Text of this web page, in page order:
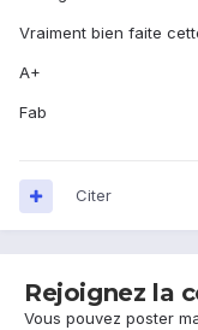
Vraiment bien faite
A+
Fab
Citer
Rejoignez la
Vous pouvez poster